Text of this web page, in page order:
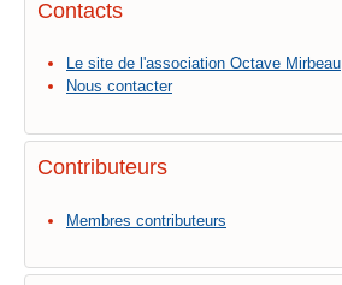
Contacts
Le site de l'association Octave Mirbeau
Nous contacter
Contributeurs
Membres contributeurs